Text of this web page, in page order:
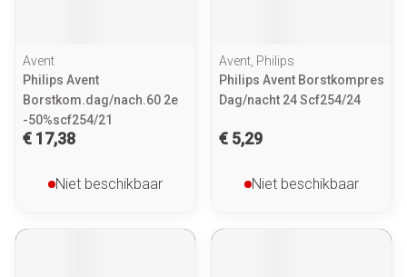
Avent
Philips Avent
Borstkom.dag/nach.60 2e
-50%scf254/21
€ 17,38
Niet beschikbaar
Avent, Philips
Philips Avent Borstkompres
Dag/nacht 24 Scf254/24
€ 5,29
Niet beschikbaar